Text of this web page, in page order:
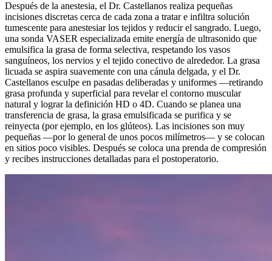
Después de la anestesia, el Dr. Castellanos realiza pequeñas
incisiones discretas cerca de cada zona a tratar e infiltra solución
tumescente para anestesiar los tejidos y reducir el sangrado. Luego,
una sonda VASER especializada emite energía de ultrasonido que
emulsifica la grasa de forma selectiva, respetando los vasos
sanguíneos, los nervios y el tejido conectivo de alrededor. La grasa
licuada se aspira suavemente con una cánula delgada, y el Dr.
Castellanos esculpe en pasadas deliberadas y uniformes —retirando
grasa profunda y superficial para revelar el contorno muscular
natural y lograr la definición HD o 4D. Cuando se planea una
transferencia de grasa, la grasa emulsificada se purifica y se
reinyecta (por ejemplo, en los glúteos). Las incisiones son muy
pequeñas —por lo general de unos pocos milímetros— y se colocan
en sitios poco visibles. Después se coloca una prenda de compresión
y recibes instrucciones detalladas para el postoperatorio.